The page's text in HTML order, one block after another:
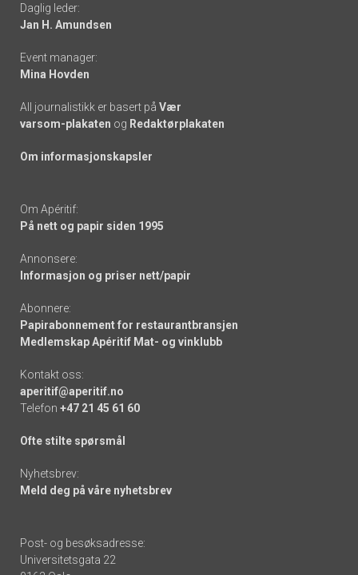
links
Daglig leder:
Jan H. Amundsen
Event manager:
Mina Hovden
All journalistikk er basert på Vær
varsom-plakaten og Redaktørplakaten
Om informasjonskapsler
Om Apéritif:
På nett og papir siden 1995
Annonsere:
Informasjon og priser nett/papir
Abonnere:
Papirabonnement for restaurantbransjen
Medlemskap Apéritif Mat- og vinklubb
Kontakt oss:
aperitif@aperitif.no
Telefon +47 21 45 61 60
Ofte stilte spørsmål
Nyhetsbrev:
Meld deg på våre nyhetsbrev
Post- og besøksadresse:
Universitetsgata 22